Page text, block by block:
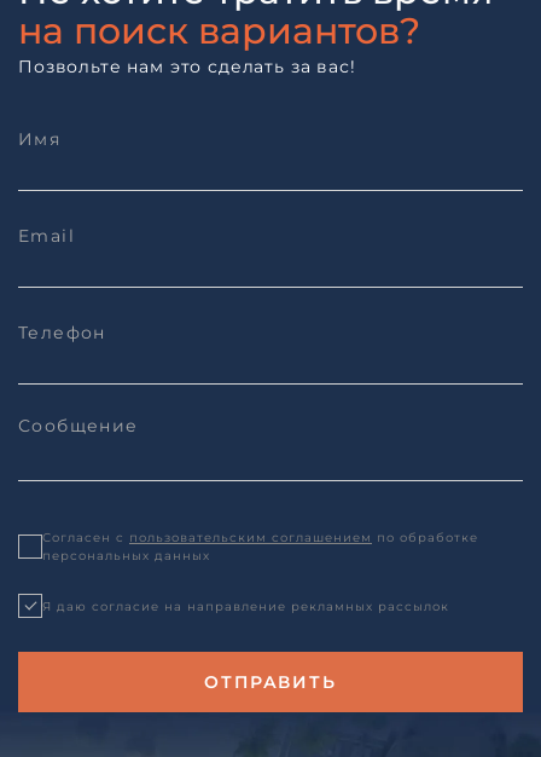
на поиск вариантов?
Позвольте нам это сделать за вас!
Согласен с пользовательским соглашением по обработке
персональных данных
Я даю согласие на направление рекламных рассылок